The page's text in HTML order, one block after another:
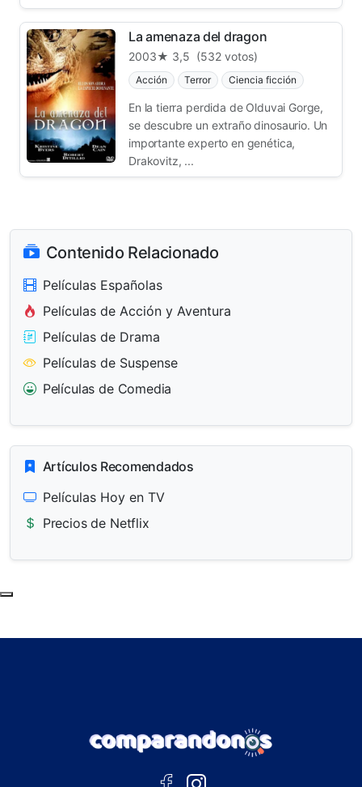
La amenaza del dragon
2003★ 3,5 (532 votos)
Acción Terror Ciencia ficción
En la tierra perdida de Olduvai Gorge,
se descubre un extraño dinosaurio. Un
importante experto en genética,
Drakovitz, ...
Contenido Relacionado
Películas Españolas
Películas de Acción y Aventura
Películas de Drama
Películas de Suspense
Películas de Comedia
Artículos Recomendados
Películas Hoy en TV
Precios de Netflix